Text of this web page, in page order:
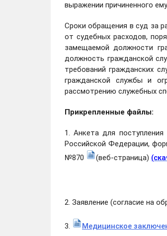
выражении причиненного
Сроки обращения в суд за
от судебных расходов,
замещаемой должности
должность гражданской
требований гражданских
гражданской службы и
рассмотрению служебных
Прикрепленные файлы:
1. Анкета для
Российской Федерации,
№870
(веб-страница)
2. Заявление (согласие на
3. Медицинское